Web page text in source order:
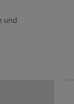
und